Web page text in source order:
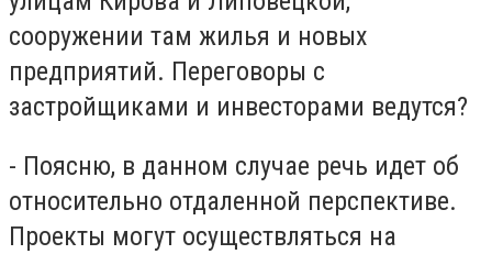
сооружении там жилья и новых
предприятий. Переговоры с
застройщиками и инвесторами ведутся?
- Поясню, в данном случае речь идет об
относительно отдаленной перспективе.
Проекты могут осуществляться на